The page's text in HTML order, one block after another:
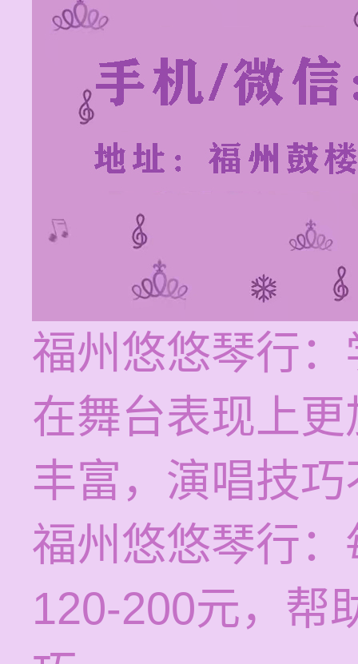
福州悠悠琴行
在舞台表现上
丰富，演唱技
福州悠悠琴行
120-200元，帮